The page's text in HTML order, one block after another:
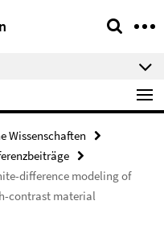
Wissenschaften
difference modeling of
contrast material